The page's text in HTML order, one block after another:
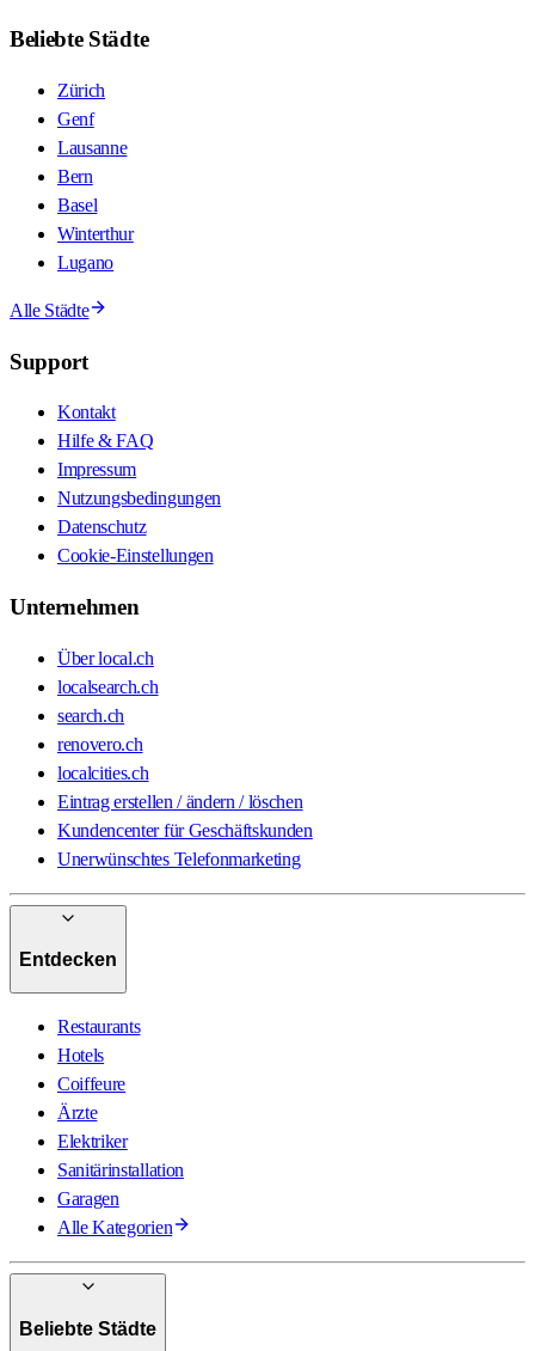
Beliebte Städte
Zürich
Genf
Lausanne
Bern
Basel
Winterthur
Lugano
Alle Städte
Support
Kontakt
Hilfe & FAQ
Impressum
Nutzungsbedingungen
Datenschutz
Cookie-Einstellungen
Unternehmen
Über local.ch
localsearch.ch
search.ch
renovero.ch
localcities.ch
Eintrag erstellen / ändern / löschen
Kundencenter für Geschäftskunden
Unerwünschtes Telefonmarketing
Entdecken
Restaurants
Hotels
Coiffeure
Ärzte
Elektriker
Sanitärinstallation
Garagen
Alle Kategorien
Beliebte Städte